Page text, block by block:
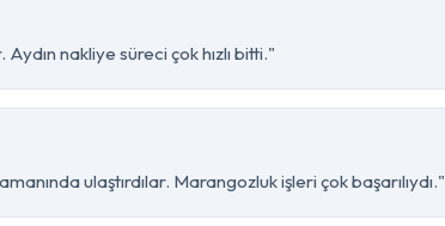
nakliye süreci çok hızlı bitti."
ulaştırdılar. Marangozluk işleri çok başarılıydı."